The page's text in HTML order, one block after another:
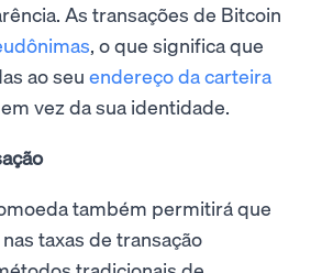
As transações de Bitcoin
, o que significa que
ao seu endereço da carteira
em vez da sua identidade.
também permitirá que
taxas de transação